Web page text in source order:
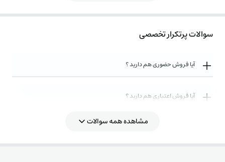
سوالات پرتکرار تخصصی
آیا فروش حضوری هم دارید ؟
آیا فروش اعتباری هم دارید ؟
روش های ارسال کالا به چه صورت میباشد ؟
مشاهده همه سوالات